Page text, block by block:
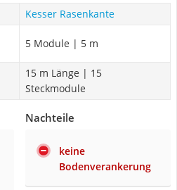
Kesser Rasenkante
5 Module | 5 m
15 m Länge | 15
Steckmodule
Nachteile
keine
Bodenverankerung